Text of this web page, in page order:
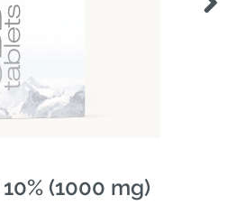
(1000 mg)